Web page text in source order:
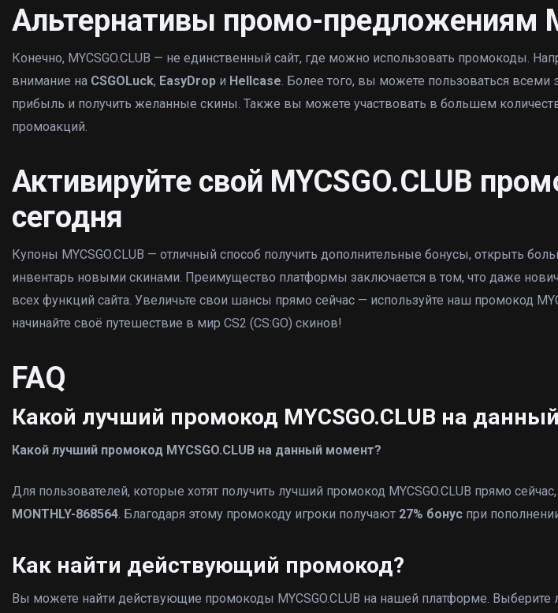
Альтернативы промо-предложениям
Конечно, MYCSGO.CLUB — не единственный сайт, где можно использовать промокоды.
внимание на CSGOLuck, EasyDrop и Hellcase. Более того, вы можете пользоваться всеми
прибыль и получить желанные скины. Также вы можете участвовать в большем
промоакций.
Активируйте свой MYCSGO.CLUB
сегодня
Купоны MYCSGO.CLUB — отличный способ получить дополнительные бонусы, открыть
инвентарь новыми скинами. Преимущество платформы заключается в том, что даже
всех функций сайта. Увеличьте свои шансы прямо сейчас — используйте наш промокод
начинайте своё путешествие в мир CS2 (CS:GO) скинов!
FAQ
Какой лучший промокод MYCSGO.CLUB на
Какой лучший промокод MYCSGO.CLUB на данный момент?
Для пользователей, которые хотят получить лучший промокод MYCSGO.CLUB прямо
MONTHLY-868564. Благодаря этому промокоду игроки получают 27% бонус при
Как найти действующий промокод?
Вы можете найти действующие промокоды MYCSGO.CLUB на нашей платформе. Выберите